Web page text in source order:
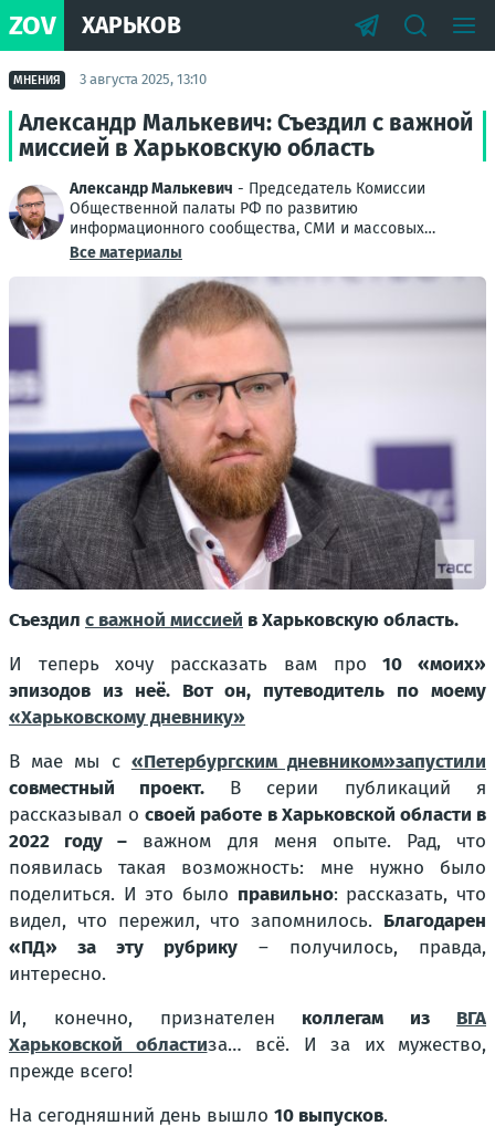
ZOV ХАРЬКОВ
МНЕНИЯ 3 августа 2025, 13:10
Александр Малькевич: Съездил с важной
миссией в Харьковскую область
Александр Малькевич - Председатель Комиссии
Общественной палаты РФ по развитию
информационного сообщества, СМИ и массовых
коммуникаций
Все материалы
Съездил с важной миссией в Харьковскую область.
И теперь хочу рассказать вам про10 «моих»
эпизодов из неё. Вот он, путеводитель по моему
«Харьковскому дневнику»
В мае мы с «Петербургским дневником»запустили
совместный проект. В серии публикаций я
рассказывал освоей работе в Харьковской области в
2022 году – важном для меня опыте. Рад, что
появилась такая возможность: мне нужно было
поделиться. И это было правильно: рассказать, что
видел, что пережил, что запомнилось. Благодарен
«ПД» за эту рубрику – получилось, правда,
интересно.
И, конечно, признателен коллегам из ВГА
Харьковской областиза… всё. И за их мужество,
прежде всего!
На сегодняшний день вышло 10 выпусков.